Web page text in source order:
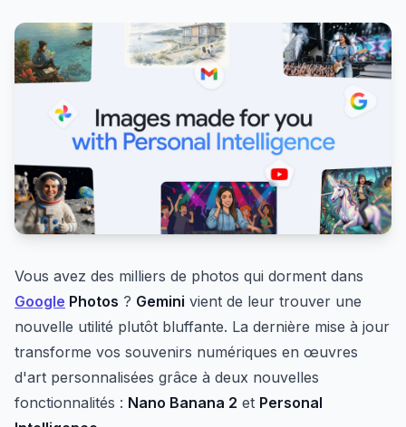
Vous avez des milliers de photos qui dorment dans
Google Photos ? Gemini vient de leur trouver une
nouvelle utilité plutôt bluffante. La dernière mise à jour
transforme vos souvenirs numériques en œuvres
d'art personnalisées grâce à deux nouvelles
fonctionnalités : Nano Banana 2 et Personal